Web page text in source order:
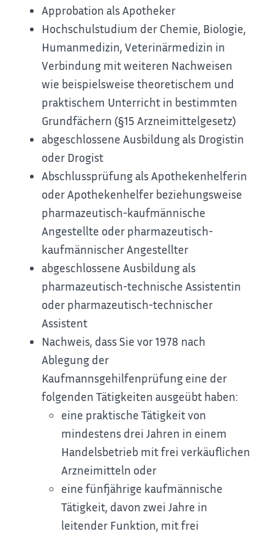
Approbation als Apotheker
Hochschulstudium der Chemie, Biologie,
Humanmedizin, Veterinärmedizin in
Verbindung mit weiteren Nachweisen
wie beispielsweise theoretischem und
praktischem Unterricht in bestimmten
Grundfächern (§15 Arzneimittelgesetz)
abgeschlossene Ausbildung als Drogistin
oder Drogist
Abschlussprüfung als Apothekenhelferin
oder Apothekenhelfer beziehungsweise
pharmazeutisch-kaufmännische
Angestellte oder pharmazeutisch-
kaufmännischer Angestellter
abgeschlossene Ausbildung als
pharmazeutisch-technische Assistentin
oder pharmazeutisch-technischer
Assistent
Nachweis, dass Sie vor 1978 nach
Ablegung der
Kaufmannsgehilfenprüfung eine der
folgenden Tätigkeiten ausgeübt haben:
eine praktische Tätigkeit von
mindestens drei Jahren in einem
Handelsbetrieb mit frei verkäuflichen
Arzneimitteln oder
eine fünfjährige kaufmännische
Tätigkeit, davon zwei Jahre in
leitender Funktion, mit frei